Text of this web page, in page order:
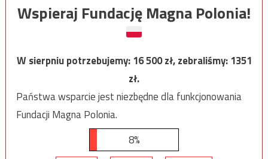
Wspieraj Fundację Magna Polonia!
W sierpniu potrzebujemy:16 500zł, zebraliśmy:1351
zł.
Państwa wsparcie jest niezbędne dla funkcjonowania
Fundacji Magna Polonia.
8%